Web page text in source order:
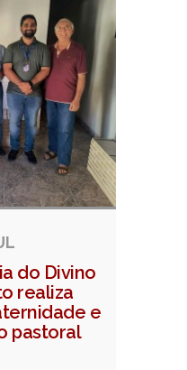
do Divino
realiza
e
pastoral